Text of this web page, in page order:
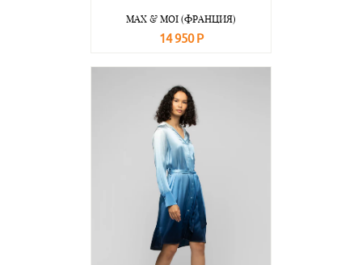
MAX & MOI (ФРАНЦИЯ)
14 950 Р